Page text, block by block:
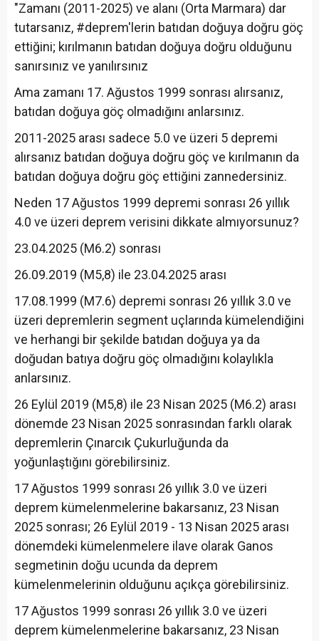
"Zamanı (2011-2025) ve alanı (Orta Marmara) dar
tutarsanız, #deprem'lerin batıdan doğuya doğru göç
ettiğini; kırılmanın batıdan doğuya doğru olduğunu
sanırsınız ve yanılırsınız
Ama zamanı 17. Ağustos 1999 sonrası alırsanız,
batıdan doğuya göç olmadığını anlarsınız.
2011-2025 arası sadece 5.0 ve üzeri 5 depremi
alırsanız batıdan doğuya doğru göç ve kırılmanın da
batıdan doğuya doğru göç ettiğini zannedersiniz.
Neden 17 Ağustos 1999 depremi sonrası 26 yıllık
4.0 ve üzeri deprem verisini dikkate almıyorsunuz?
23.04.2025 (M6.2) sonrası
26.09.2019 (M5,8) ile 23.04.2025 arası
17.08.1999 (M7.6) depremi sonrası 26 yıllık 3.0 ve
üzeri depremlerin segment uçlarında kümelendiğini
ve herhangi bir şekilde batıdan doğuya ya da
doğudan batıya doğru göç olmadığını kolaylıkla
anlarsınız.
26 Eylül 2019 (M5,8) ile 23 Nisan 2025 (M6.2) arası
dönemde 23 Nisan 2025 sonrasından farklı olarak
depremlerin Çınarcık Çukurluğunda da
yoğunlaştığını görebilirsiniz.
17 Ağustos 1999 sonrası 26 yıllık 3.0 ve üzeri
deprem kümelenmelerine bakarsanız, 23 Nisan
2025 sonrası; 26 Eylül 2019 - 13 Nisan 2025 arası
dönemdeki kümelenmelere ilave olarak Ganos
segmetinin doğu ucunda da deprem
kümelenmelerinin olduğunu açıkça görebilirsiniz.
17 Ağustos 1999 sonrası 26 yıllık 3.0 ve üzeri
deprem kümelenmelerine bakarsanız, 23 Nisan